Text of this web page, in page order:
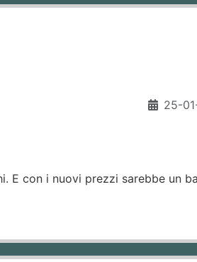
25-
E con i nuovi prezzi sarebbe un